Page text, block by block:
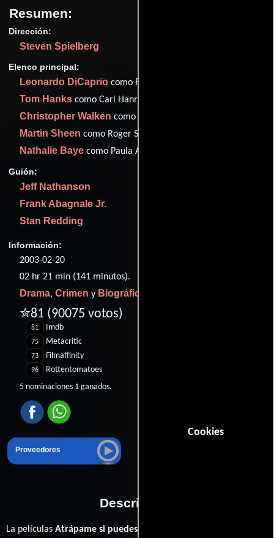
Cookies
Resumen:
Dirección:
Steven Spielberg
Elenco principal:
Leonardo DiCaprio como Frank Abagnale Jr.
Tom Hanks como Carl Hanratty
Christopher Walken como Frank Abagnale
Martin Sheen como Roger Strong
Nathalie Baye como Paula Abagnale
Guión:
Jeff Nathanson
Frank Abagnale Jr.
Stan Redding
Información:
2003-02-20
02 hr 21 min (141 minutos).
Drama, Crimen y Biográfico
✮81 (90075 votos)
81 Imdb
75 Metacritic
73 Filmaffinity
96
Rottentomatoes
5 nominaciones 1 ganados.
Proveedores
Descripción
La películas Atrápame si puedes